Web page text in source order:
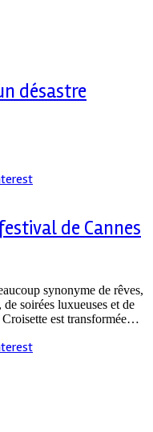
désastre
de Cannes
synonyme de rêves,
soirées luxueuses et de
est transformée…